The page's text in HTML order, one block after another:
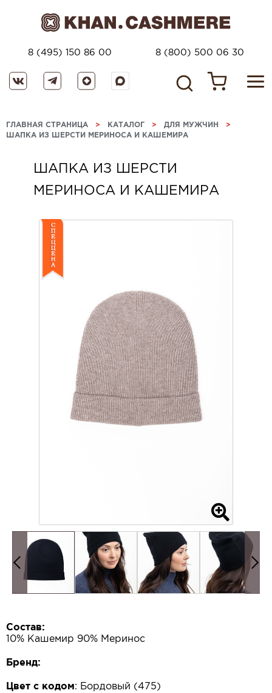
8 (495) 150 86 00 8 (800) 500 06 30
ГЛАВНАЯ СТРАНИЦА > КАТАЛОГ > ДЛЯ МУЖЧИН >
ШАПКА ИЗ ШЕРСТИ МЕРИНОСА И КАШЕМИРА
ШАПКА ИЗ ШЕРСТИ
МЕРИНОСА И КАШЕМИРА
Состав:
10% Кашемир 90% Меринос
Бренд:
Цвет с кодом: Бордовый (475)